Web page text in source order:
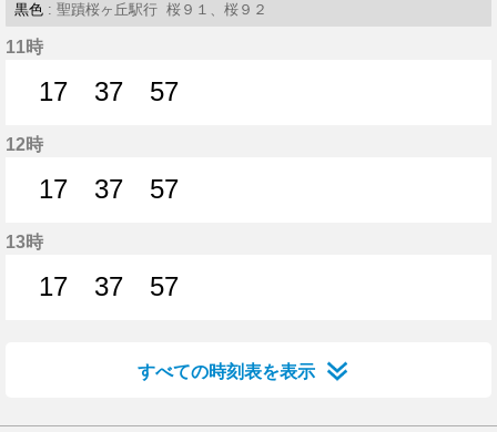
黒色 : 聖蹟桜ヶ丘駅行 桜９１、桜９２
11時
17
37
57
12時
17
37
57
13時
17
37
57
すべての時刻表を表示